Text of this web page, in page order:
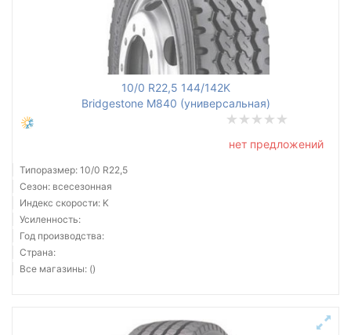
10/0 R22,5 144/142K
Bridgestone M840 (универсальная)
нет предложений
Типоразмер: 10/0 R22,5
Сезон: всесезонная
Индекс скорости: K
Усиленность:
Год производства:
Страна:
Все магазины: ()
Тип транспортного средства
рулевая
Сбросить